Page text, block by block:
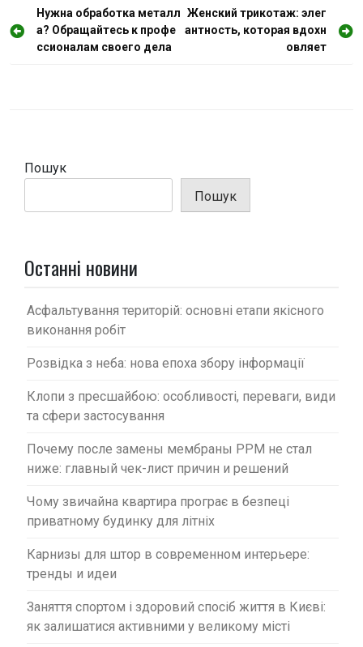
Н
а
Нужна обработка металл
а? Обращайтесь к профе
ссионалам своего дела
Женский трикотаж: элег
антность, которая вдохн
овляет
Пошук
Пошук
Останні новини
Асфальтування територій: основні етапи якісного
виконання робіт
Розвідка з неба: нова епоха збору інформації
Клопи з пресшайбою: особливості, переваги, види
та сфери застосування
Почему после замены мембраны PPM не стал
ниже: главный чек-лист причин и решений
Чому звичайна квартира програє в безпеці
приватному будинку для літніх
Карнизы для штор в современном интерьере:
тренды и идеи
Заняття спортом і здоровий спосіб життя в Києві:
як залишатися активними у великому місті